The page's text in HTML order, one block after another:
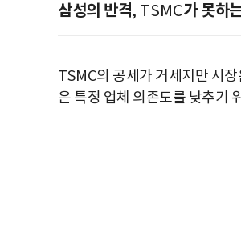
삼성의 반격, TSMC가 못하
TSMC의 공세가 거세지만 시
은 특정 업체 의존도를 낮추기